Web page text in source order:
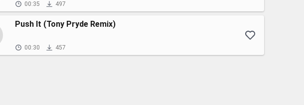
00:35 497
Push It (Tony Pryde Remix)
00:30 457